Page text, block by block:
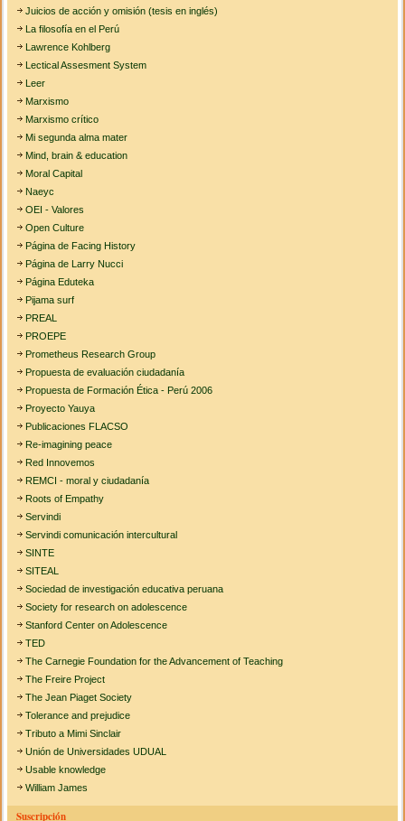
Juicios de acción y omisión (tesis en inglés)
La filosofía en el Perú
Lawrence Kohlberg
Lectical Assesment System
Leer
Marxismo
Marxismo crítico
Mi segunda alma mater
Mind, brain & education
Moral Capital
Naeyc
OEI - Valores
Open Culture
Página de Facing History
Página de Larry Nucci
Página Eduteka
Pijama surf
PREAL
PROEPE
Prometheus Research Group
Propuesta de evaluación ciudadanía
Propuesta de Formación Ética - Perú 2006
Proyecto Yauya
Publicaciones FLACSO
Re-imagining peace
Red Innovemos
REMCI - moral y ciudadanía
Roots of Empathy
Servindi
Servindi comunicación intercultural
SINTE
SITEAL
Sociedad de investigación educativa peruana
Society for research on adolescence
Stanford Center on Adolescence
TED
The Carnegie Foundation for the Advancement of Teaching
The Freire Project
The Jean Piaget Society
Tolerance and prejudice
Tributo a Mimi Sinclair
Unión de Universidades UDUAL
Usable knowledge
William James
Suscripción